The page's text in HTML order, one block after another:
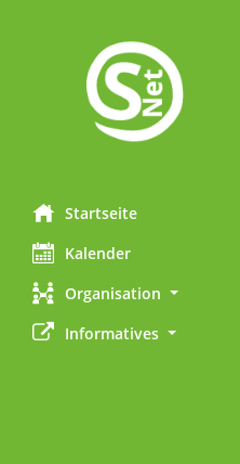
Startseite
Kalender
Organisation
Informatives